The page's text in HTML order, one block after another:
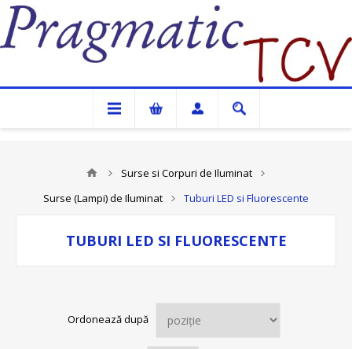
Pragmatic TCV
Surse si Corpuri de Iluminat
Surse (Lampi) de Iluminat
Tuburi LED si Fluorescente
TUBURI LED SI FLUORESCENTE
Ordonează după